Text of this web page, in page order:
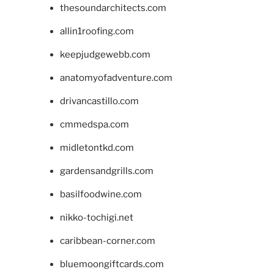
thesoundarchitects.com
allin1roofing.com
keepjudgewebb.com
anatomyofadventure.com
drivancastillo.com
cmmedspa.com
midletontkd.com
gardensandgrills.com
basilfoodwine.com
nikko-tochigi.net
caribbean-corner.com
bluemoongiftcards.com